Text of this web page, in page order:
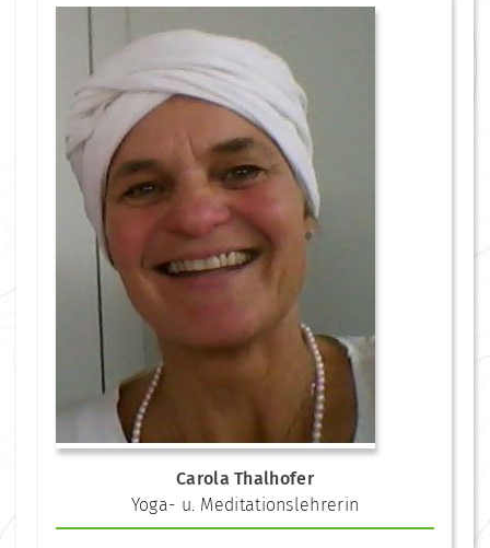
Carola Thalhofer
Yoga- u. Meditationslehrerin